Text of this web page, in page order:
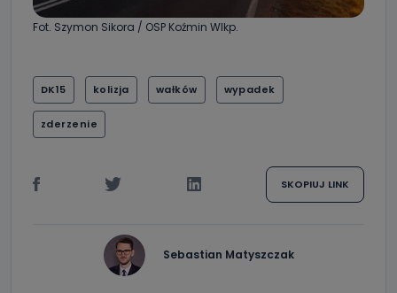
Fot. Szymon Sikora / OSP Koźmin Wlkp.
DK15 kolizja wałków wypadek
zderzenie
SKOPIUJ LINK
Sebastian Matyszczak